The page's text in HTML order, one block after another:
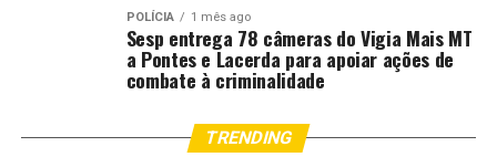
POLÍCIA 1 mês ago
Sesp entrega 78 câmeras do Vigia Mais MT
a Pontes e Lacerda para apoiar ações de
combate à criminalidade
TRENDING